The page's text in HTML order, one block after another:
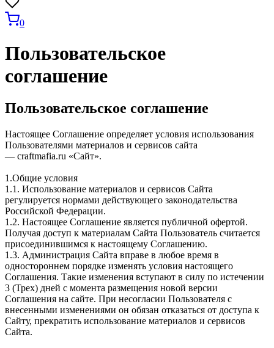
0
Пользовательское
соглашение
Пользовательское соглашение
Настоящее Соглашение определяет условия использования
Пользователями материалов и сервисов сайта
— craftmafia.ru «Сайт».
1.Общие условия
1.1. Использование материалов и сервисов Сайта
регулируется нормами действующего законодательства
Российской Федерации.
1.2. Настоящее Соглашение является публичной офертой.
Получая доступ к материалам Сайта Пользователь считается
присоединившимся к настоящему Соглашению.
1.3. Администрация Сайта вправе в любое время в
одностороннем порядке изменять условия настоящего
Соглашения. Такие изменения вступают в силу по истечении
3 (Трех) дней с момента размещения новой версии
Соглашения на сайте. При несогласии Пользователя с
внесенными изменениями он обязан отказаться от доступа к
Сайту, прекратить использование материалов и сервисов
Сайта.